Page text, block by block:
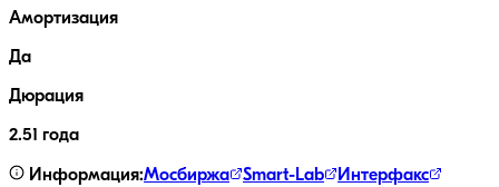
Амортизация
Да
Дюрация
2.51 года
Информация:Мосбиржа Smart-Lab Интерфакс